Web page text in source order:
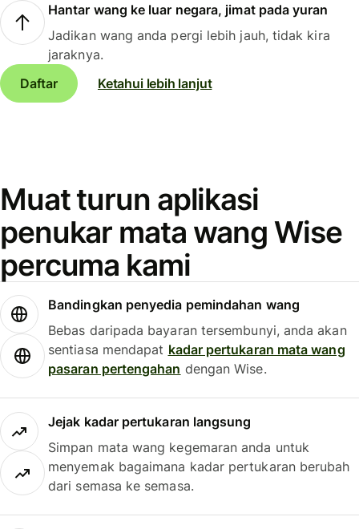
Hantar wang ke luar negara, jimat pada yuran
Jadikan wang anda pergi lebih jauh, tidak kira
jaraknya.
Daftar
Ketahui lebih lanjut
Muat turun aplikasi
penukar mata wang Wise
percuma kami
Bandingkan penyedia pemindahan wang
Bebas daripada bayaran tersembunyi, anda akan
sentiasa mendapat kadar pertukaran mata wang
pasaran pertengahan dengan Wise.
Jejak kadar pertukaran langsung
Simpan mata wang kegemaran anda untuk
menyemak bagaimana kadar pertukaran berubah
dari semasa ke semasa.